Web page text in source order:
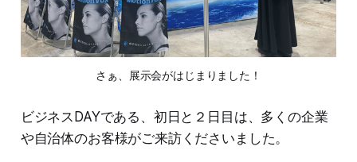
さぁ、展示会がはじまりました！
ビジネスDAYである、初日と２日目は、多くの企業
や自治体のお客様がご来訪くださいました。